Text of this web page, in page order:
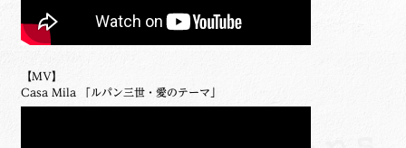
【MV】
Casa Mila 「ルパン三世・愛のテーマ」